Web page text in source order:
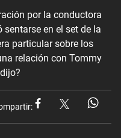
por la conductora
en el set de la
particular sobre los
relación con Tommy